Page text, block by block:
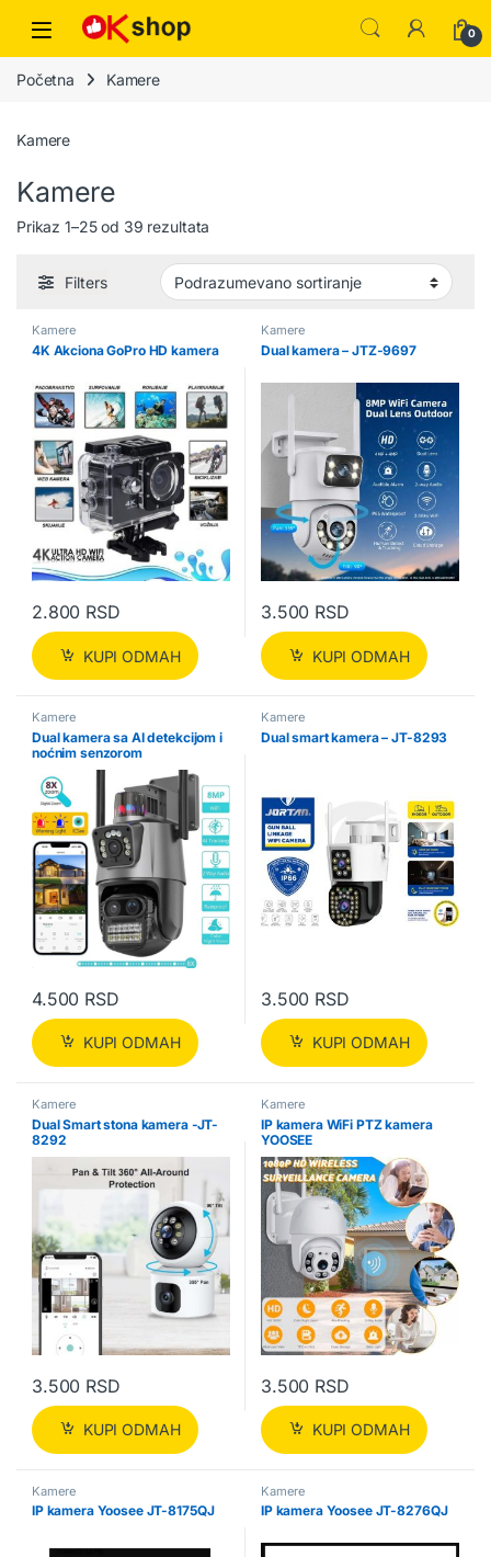
0
Početna Kamere
Kamere
Kamere
Prikaz 1–25 od 39 rezultata
Filters
Kamere
4K Akciona GoPro HD kamera
2.800 RSD
KUPI ODMAH
Kamere
Dual kamera – JTZ-9697
3.500 RSD
KUPI ODMAH
Kamere
Dual kamera sa AI detekcijom i
noćnim senzorom
4.500 RSD
KUPI ODMAH
Kamere
Dual smart kamera – JT-8293
3.500 RSD
KUPI ODMAH
Kamere
Dual Smart stona kamera -JT-
8292
3.500 RSD
KUPI ODMAH
Kamere
IP kamera WiFi PTZ kamera
YOOSEE
3.500 RSD
KUPI ODMAH
Kamere
IP kamera Yoosee JT-8175QJ
Kamere
IP kamera Yoosee JT-8276QJ